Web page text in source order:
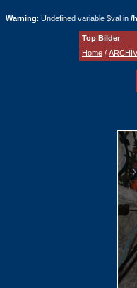
Warning: Undefined variable $val in /
Top Bilder
Home /